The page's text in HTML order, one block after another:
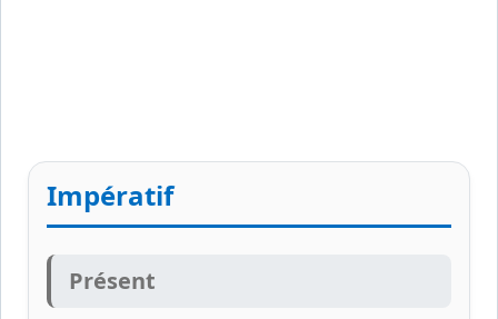
Impératif
Présent